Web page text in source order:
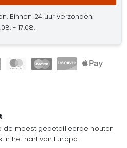
Binnen 24 uur verzonden.
- 17.08.
de meest gedetailleerde houten
het hart van Europa.